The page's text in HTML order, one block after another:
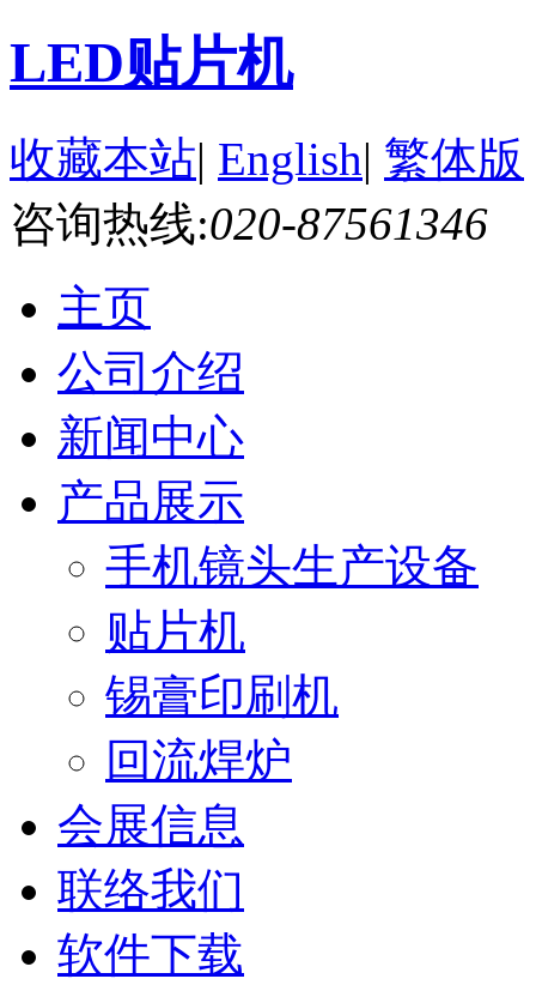
LED贴片机
收藏本站| English| 繁体版
咨询热线:020-87561346
主页
公司介绍
新闻中心
产品展示
手机镜头生产设备
贴片机
锡膏印刷机
回流焊炉
会展信息
联络我们
软件下载